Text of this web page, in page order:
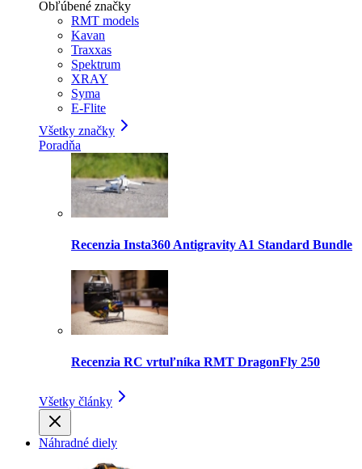
Obľúbené značky
RMT models
Kavan
Traxxas
Spektrum
XRAY
Syma
E-Flite
Všetky značky
Poradňa
Recenzia Insta360 Antigravity A1 Standard Bundle
Recenzia RC vrtuľníka RMT DragonFly 250
Všetky články
Náhradné diely